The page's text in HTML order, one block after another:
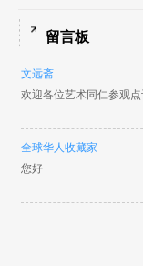
留言板
文远斋
欢迎各位艺术同仁参观点
全球华人收藏家
您好